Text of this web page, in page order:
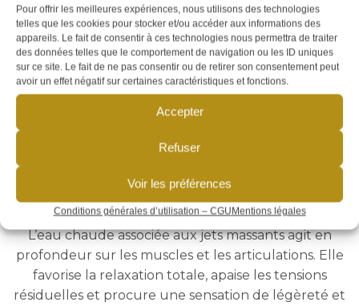
Pour offrir les meilleures expériences, nous utilisons des technologies
telles que les cookies pour stocker et/ou accéder aux informations des
appareils. Le fait de consentir à ces technologies nous permettra de traiter
des données telles que le comportement de navigation ou les ID uniques
sur ce site. Le fait de ne pas consentir ou de retirer son consentement peut
avoir un effet négatif sur certaines caractéristiques et fonctions.
Accepter
Refuser
Voir les préférences
Conditions générales d’utilisation – CGUMentions légales
éliminer les toxines. Il prépare idéalement le corps
aux étapes suivantes.
Poursuivez par une séance de hammam.
La chaleur humide du hammam enveloppe le corps
peau, libère les voies respiratoires et procure une
sensation de relâchement profond. Après le sauna,
continuer à se détendre sans choc thermique.
Terminez par le jacuzzi.
L’eau chaude associée aux jets massants agit en
profondeur sur les muscles et les articulations. Elle
favorise la relaxation totale, apaise les tensions
résiduelles et procure une sensation de légèreté et